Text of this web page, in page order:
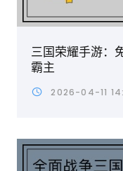
三国荣耀手游：
霸主
2026-04-11